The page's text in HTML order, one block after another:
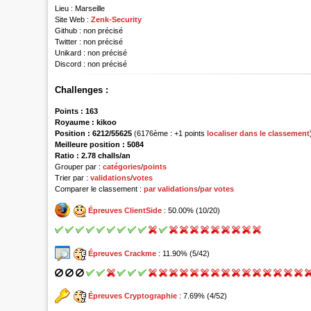
Lieu : Marseille
Site Web : Zenk-Security
Github : non précisé
Twitter : non précisé
Unikard : non précisé
Discord : non précisé
Challenges :
Points : 163
Royaume : kikoo
Position : 6212/55625(6176ème : +1 pointslocaliser dans le classement
Meilleure position : 5084
Ratio : 2.78 challs/an
Grouper par :catégories/points
Trier par :validations/votes
Comparer le classement :par validations/par votes
Épreuves ClientSide : 50.00% (10/20)
Épreuves Crackme : 11.90% (5/42)
Épreuves Cryptographie : 7.69% (4/52)